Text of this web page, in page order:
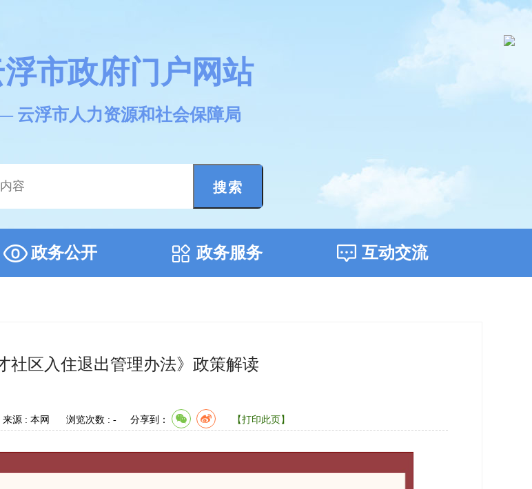
市政府门户网站
云浮市人力资源和社会保障局
搜索
政务公开 政务服务 互动交流
社区入住退出管理办法》政策解读
来源 : 本网 浏览次数 : - 分享到： 【打印此页】